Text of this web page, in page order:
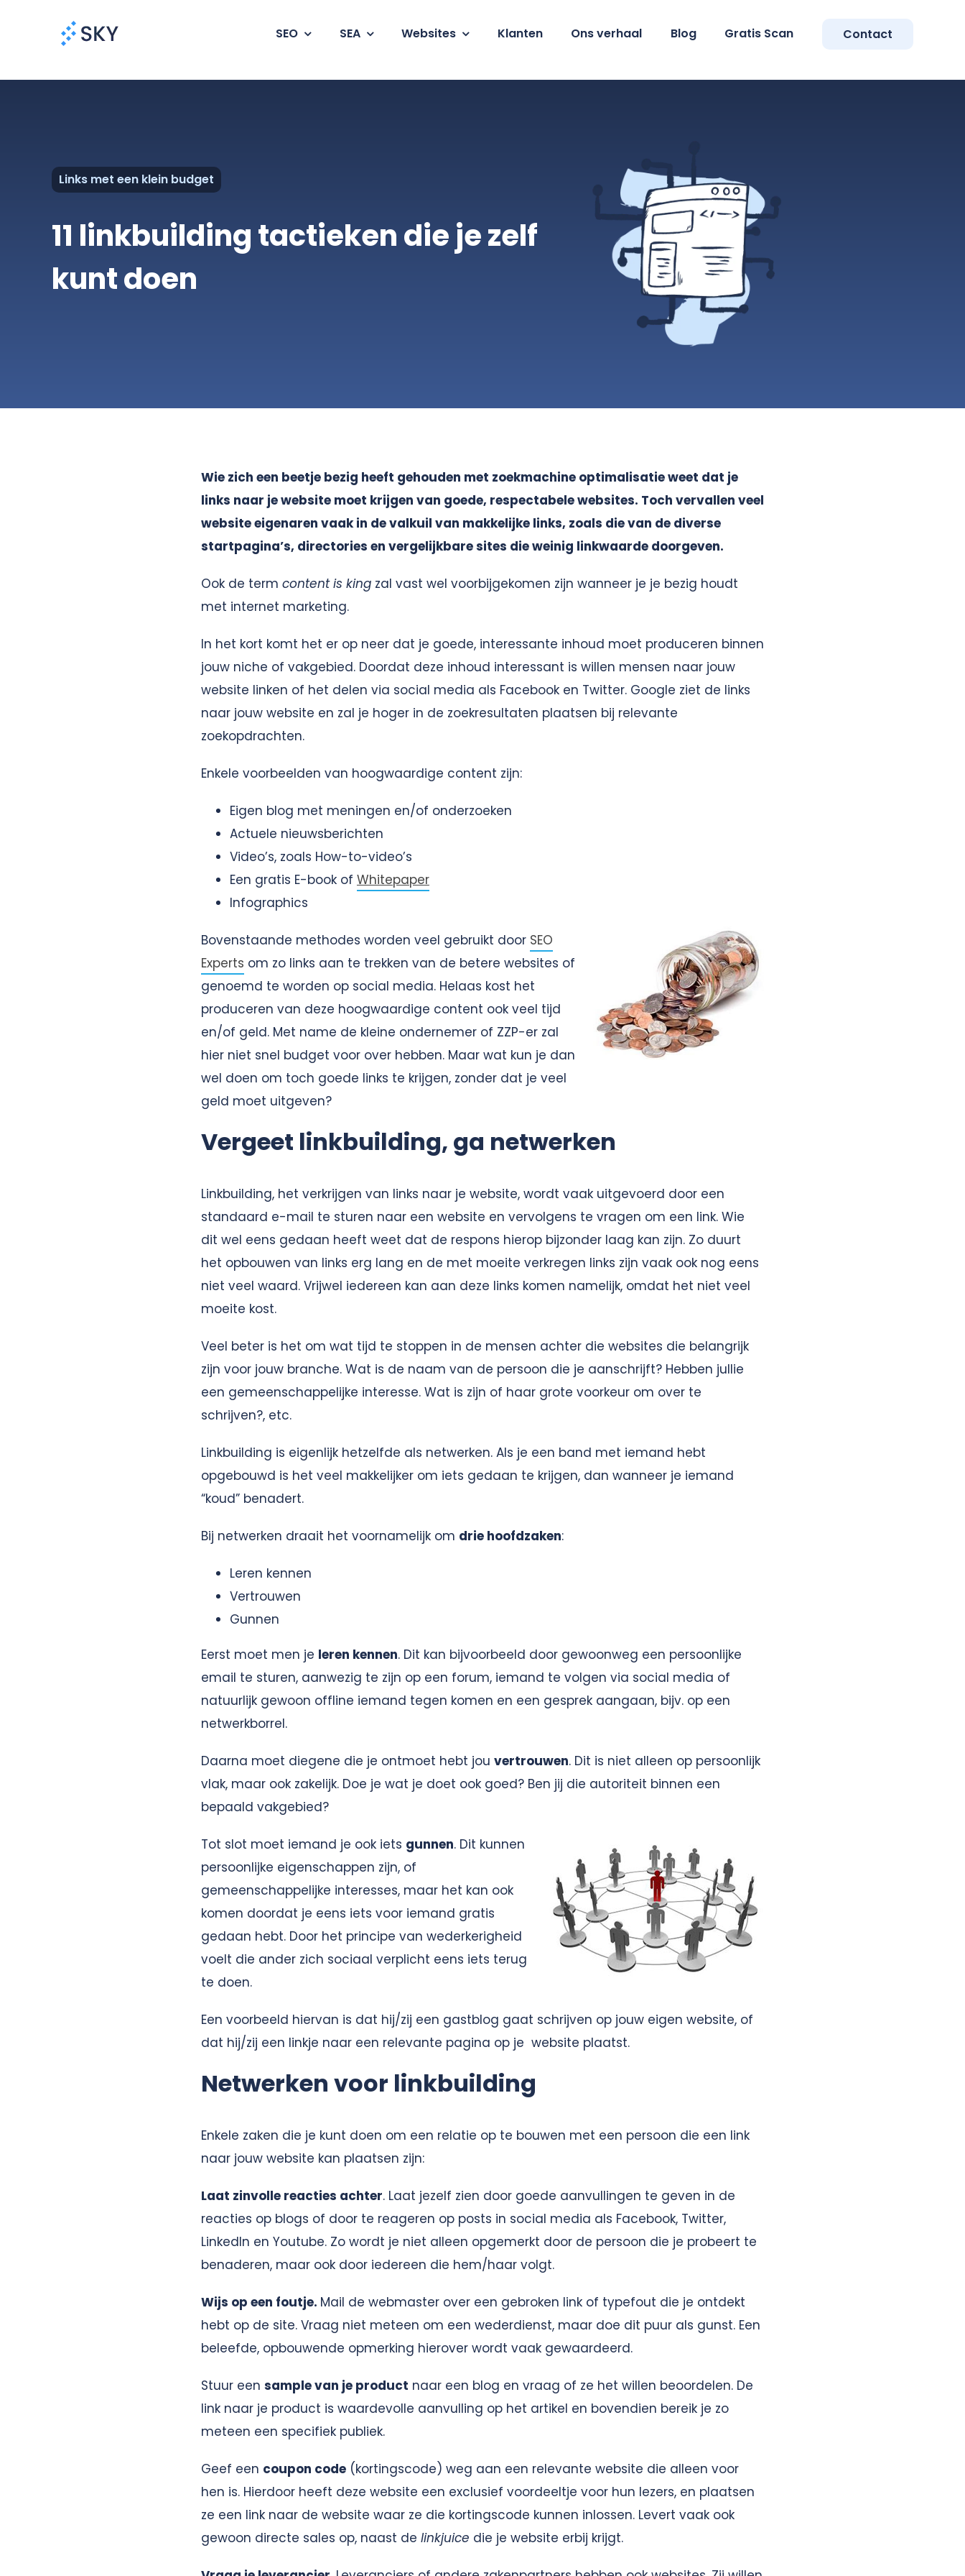
SEO SEA Websites Klanten Ons verhaal Blog Gratis Scan Contact
Links met een klein budget
11 linkbuilding tactieken die je zelf
kunt doen
Wie zich een beetje bezig heeft gehouden met zoekmachine optimalisatie weet dat je
links naar je website moet krijgen van goede, respectabele websites. Toch vervallen veel
website eigenaren vaak in de valkuil van makkelijke links, zoals die van de diverse
startpagina’s, directories en vergelijkbare sites die weinig linkwaarde doorgeven.
Ook de term content is kingzal vast wel voorbijgekomen zijn wanneer je je bezig houdt
met internet marketing.
In het kort komt het er op neer dat je goede, interessante inhoud moet produceren binnen
jouw niche of vakgebied. Doordat deze inhoud interessant is willen mensen naar jouw
website linken of het delen via social media als Facebook en Twitter. Google ziet de links
naar jouw website en zal je hoger in de zoekresultaten plaatsen bij relevante
zoekopdrachten.
Enkele voorbeelden van hoogwaardige content zijn:
Eigen blog met meningen en/of onderzoeken
Actuele nieuwsberichten
Video’s, zoals How-to-video’s
Een gratis E-book of Whitepaper
Infographics
Bovenstaande methodes worden veel gebruikt door SEO
Experts om zo links aan te trekken van de betere websites of
genoemd te worden op social media. Helaas kost het
produceren van deze hoogwaardige content ook veel tijd
en/of geld. Met name de kleine ondernemer of ZZP-er zal
hier niet snel budget voor over hebben. Maar wat kun je dan
wel doen om toch goede links te krijgen, zonder dat je veel
geld moet uitgeven?
Vergeet linkbuilding, ga netwerken
Linkbuilding, het verkrijgen van links naar je website, wordt vaak uitgevoerd door een
standaard e-mail te sturen naar een website en vervolgens te vragen om een link. Wie
dit wel eens gedaan heeft weet dat de respons hierop bijzonder laag kan zijn. Zo duurt
het opbouwen van links erg lang en de met moeite verkregen links zijn vaak ook nog eens
niet veel waard. Vrijwel iedereen kan aan deze links komen namelijk, omdat het niet veel
moeite kost.
Veel beter is het om wat tijd te stoppen in de mensen achter die websites die belangrijk
zijn voor jouw branche. Wat is de naam van de persoon die je aanschrijft? Hebben jullie
een gemeenschappelijke interesse. Wat is zijn of haar grote voorkeur om over te
schrijven?, etc.
Linkbuilding is eigenlijk hetzelfde als netwerken. Als je een band met iemand hebt
opgebouwd is het veel makkelijker om iets gedaan te krijgen, dan wanneer je iemand
“koud” benadert.
Bij netwerken draait het voornamelijk om drie hoofdzaken:
Leren kennen
Vertrouwen
Gunnen
Eerst moet men je leren kennen. Dit kan bijvoorbeeld door gewoonweg een persoonlijke
email te sturen, aanwezig te zijn op een forum, iemand te volgen via social media of
natuurlijk gewoon offline iemand tegen komen en een gesprek aangaan, bijv. op een
netwerkborrel.
Daarna moet diegene die je ontmoet hebt jou vertrouwen. Dit is niet alleen op persoonlijk
vlak, maar ook zakelijk. Doe je wat je doet ook goed? Ben jij die autoriteit binnen een
bepaald vakgebied?
Tot slot moet iemand je ook iets gunnen. Dit kunnen
persoonlijke eigenschappen zijn, of
gemeenschappelijke interesses, maar het kan ook
komen doordat je eens iets voor iemand gratis
gedaan hebt. Door het principe van wederkerigheid
voelt die ander zich sociaal verplicht eens iets terug
te doen.
Een voorbeeld hiervan is dat hij/zij een gastblog gaat schrijven op jouw eigen website, of
dat hij/zij een linkje naar een relevante pagina op je website plaatst.
Netwerken voor linkbuilding
Enkele zaken die je kunt doen om een relatie op te bouwen met een persoon die een link
naar jouw website kan plaatsen zijn:
Laat zinvolle reacties achter. Laat jezelf zien door goede aanvullingen te geven in de
reacties op blogs of door te reageren op posts in social media als Facebook, Twitter,
LinkedIn en Youtube. Zo wordt je niet alleen opgemerkt door de persoon die je probeert te
benaderen, maar ook door iedereen die hem/haar volgt.
Wijs op een foutje. Mail de webmaster over een gebroken link of typefout die je ontdekt
hebt op de site. Vraag niet meteen om een wederdienst, maar doe dit puur als gunst. Een
beleefde, opbouwende opmerking hierover wordt vaak gewaardeerd.
Stuur een sample van je product naar een blog en vraag of ze het willen beoordelen. De
link naar je product is waardevolle aanvulling op het artikel en bovendien bereik je zo
meteen een specifiek publiek.
Geef een coupon code(kortingscode) weg aan een relevante website die alleen voor
hen is. Hierdoor heeft deze website een exclusief voordeeltje voor hun lezers, en plaatsen
ze een link naar de website waar ze die kortingscode kunnen inlossen. Levert vaak ook
gewoon directe sales op, naast de linkjuice die je website erbij krijgt.